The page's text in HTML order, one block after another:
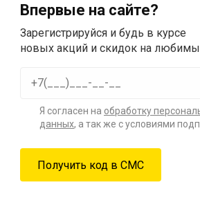
Впервые на сайте?
Зарегистрируйся и будь в курсе
новых акций и скидок на
Я согласен на обработку
данных, а так же с условиями